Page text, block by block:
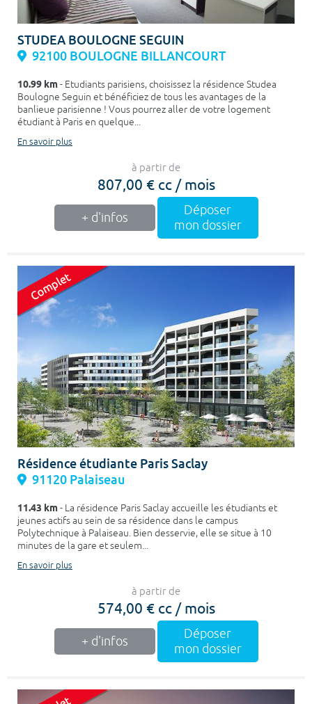
STUDEA BOULOGNE SEGUIN
92100 BOULOGNE BILLANCOURT
10.99 km- Etudiants parisiens, choisissez la résidence Studea
Boulogne Seguin et bénéficiez de tous les avantages de la
banlieue parisienne ! Vous pourrez aller de votre logement
étudiant à Paris en quelque...
En savoir plus
à partir de
807,00 € cc / mois
+ d'infos
Déposer
mon dossier
Résidence étudiante Paris Saclay
91120 Palaiseau
11.43 km- La résidence Paris Saclay accueille les étudiants et
jeunes actifs au sein de sa résidence dans le campus
Polytechnique à Palaiseau. Bien desservie, elle se situe à 10
minutes de la gare et seulem...
En savoir plus
à partir de
574,00 € cc / mois
+ d'infos
Déposer
mon dossier